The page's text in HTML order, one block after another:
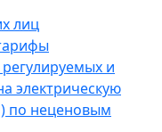
лиц
и
электрическую
по неценовым